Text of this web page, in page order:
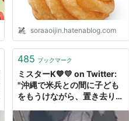
soraaoijin.hatenablog.com
485 ブックマーク
ミスターK💙💛 on Twitter:
"沖縄で米兵との間に子ども
をもうけながら、置き去りに
に、養育費を請求する活動を